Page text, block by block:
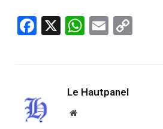
Facebook
X WhatsApp
Email
Le Hautpanel
Website